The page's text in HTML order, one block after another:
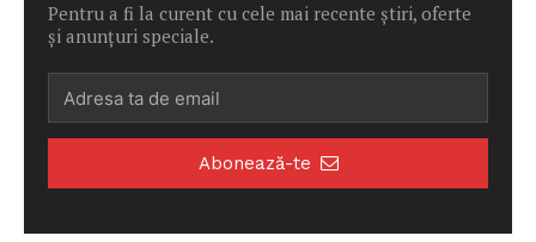
Pentru a fi la curent cu cele mai recente știri, oferte
și anunțuri speciale.
Abonează-te